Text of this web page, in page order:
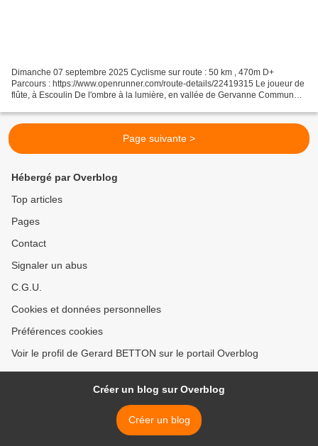
Dimanche 07 septembre 2025 Cyclisme sur route : 50 km , 470m D+
Parcours : https://www.openrunner.com/route-details/22419315 Le joueur de
flûte, à Escoulin De l'ombre à la lumière, en vallée de Gervanne Commune
Page suivante >
Hébergé par Overblog
Top articles
Pages
Contact
Signaler un abus
C.G.U.
Cookies et données personnelles
Préférences cookies
Voir le profil de Gerard BETTON sur le portail Overblog
Créer un blog sur Overblog
Créer un blog